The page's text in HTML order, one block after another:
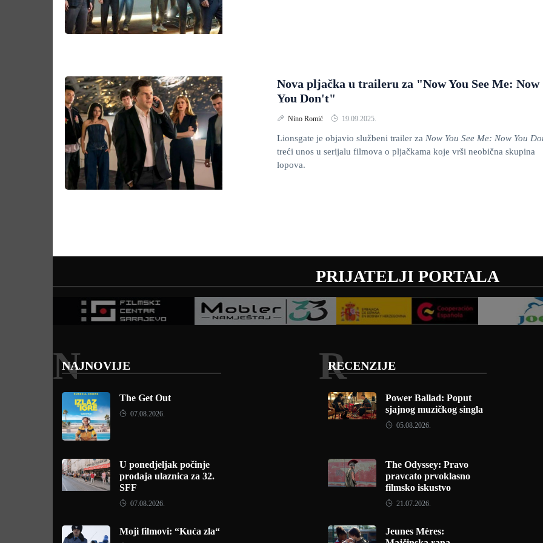
Nova pljačka u traileru za "Now You See Me: Now
You Don't"
Nino Romić 19.09.2025.
Lionsgate je objavio službeni trailer za Now You See Me: Now You
treći unos u serijalu filmova o pljačkama koje vrši neobična skupina
lopova.
PRIJATELJI PORTALA
NAJNOVIJE
N
The Get Out
07.08.2026.
U ponedjeljak počinje
prodaja ulaznica za 32.
SFF
07.08.2026.
Moji filmovi: “Kuća zla“
RECENZIJE
R
Power Ballad: Poput
sjajnog muzičkog singla
05.08.2026.
The Odyssey: Pravo
pravcato prvoklasno
filmsko iskustvo
21.07.2026.
Jeunes Mères: